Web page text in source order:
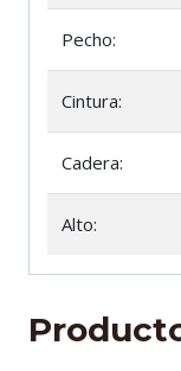
Pecho:
Cintura:
Cadera:
Alto: